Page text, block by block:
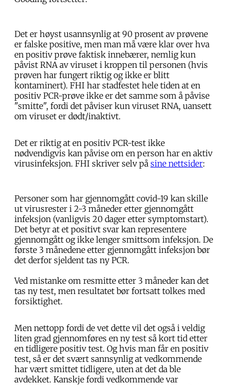
Det er høyst usannsynlig at 90 prosent av prøvene
er falske positive, men man må være klar over hva
en positiv prøve faktisk innebærer, nemlig kun
påvist RNA av viruset i kroppen til personen (hvis
prøven har fungert riktig og ikke er blitt
kontaminert). FHI har stadfestet hele tiden at en
positiv PCR-prøve ikke er det samme som å påvise
"smitte", fordi det påviser kun viruset RNA, uansett
om viruset er dødt/inaktivt.
Det er riktig at en positiv PCR-test ikke
nødvendigvis kan påvise om en person har en aktiv
virusinfeksjon. FHI skriver selv på sine nettsider:
Personer som har gjennomgått covid-19 kan skille
ut virusrester i 2-3 måneder etter gjennomgått
infeksjon (vanligvis 20 dager etter symptomstart).
Det betyr at et positivt svar kan representere
gjennomgått og ikke lenger smittsom infeksjon. De
første 3 månedene etter gjennomgått infeksjon bør
det derfor sjeldent tas ny PCR.
Ved mistanke om resmitte etter 3 måneder kan det
tas ny test, men resultatet bør fortsatt tolkes med
forsiktighet.
Men nettopp fordi de vet dette vil det også i veldig
liten grad gjennomføres en ny test så kort tid etter
en tidligere positiv test. Og hvis man får en positiv
test, så er det svært sannsynlig at vedkommende
har vært smittet tidligere, uten at det da ble
avdekket. Kanskje fordi vedkommende var